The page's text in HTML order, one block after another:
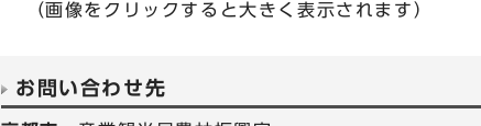
（画像をクリックすると大きく表示されます）
お問い合わせ先